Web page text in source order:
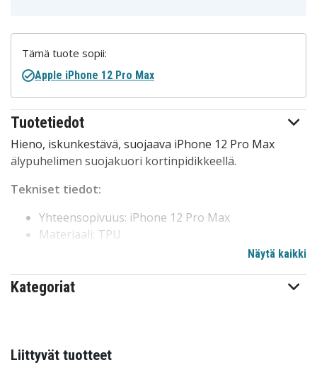
Tuotetiedot
Hieno, iskunkestävä, suojaava iPhone 12 Pro Max
älypuhelimen suojakuori kortinpidikkeellä.
Tekniset tiedot:
Yhteensopivuus: iPhone 12 Pro Max
Materiaali: TPU
Tuotenro
Ominaisuus
Näytä kaikki
Kategoriat
Tämä tuote sopii:
Apple iPhone 12 Pro Max
Liittyvät tuotteet